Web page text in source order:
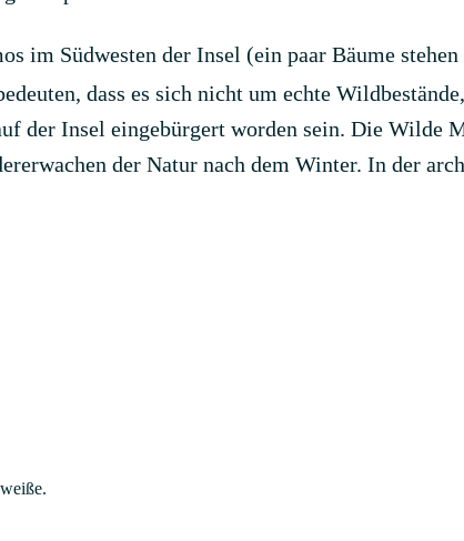
im Südwesten der Insel (ein paar Bäume
dass es sich nicht um echte
der Insel eingebürgert worden sein. Die Wilde
der Natur nach dem Winter. In der